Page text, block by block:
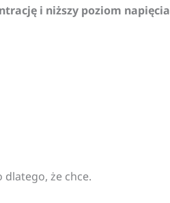
i niższy poziom napięcia
dlatego, że chce.